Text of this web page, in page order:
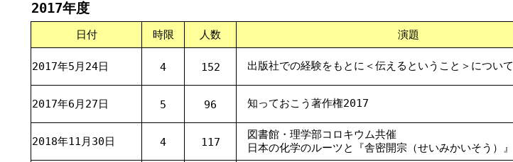
2017年度
日付 時限 人数 演題
2017年5月24日 4 152 出版社での経験をもとに＜伝えるということ＞について
2017年6月27日 5 96 知っておこう著作権2017
2018年11月30日 4 117
図書館・理学部コロキウム共催
日本の化学のルーツと『舎密開宗（せいみかいそう）』